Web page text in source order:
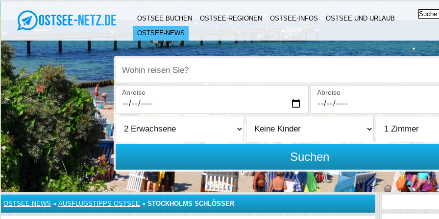
OSTSEE BUCHEN OSTSEE-REGIONEN OSTSEE-INFOS
OSTSEE UND URLAUB
OSTSEE-NEWS
Wohin reisen Sie?
Anreise Abreise
Suchen
OSTSEE-NEWS » AUSFLUGSTIPPS OSTSEE » STOCKHOLMS SCHLÖSSER